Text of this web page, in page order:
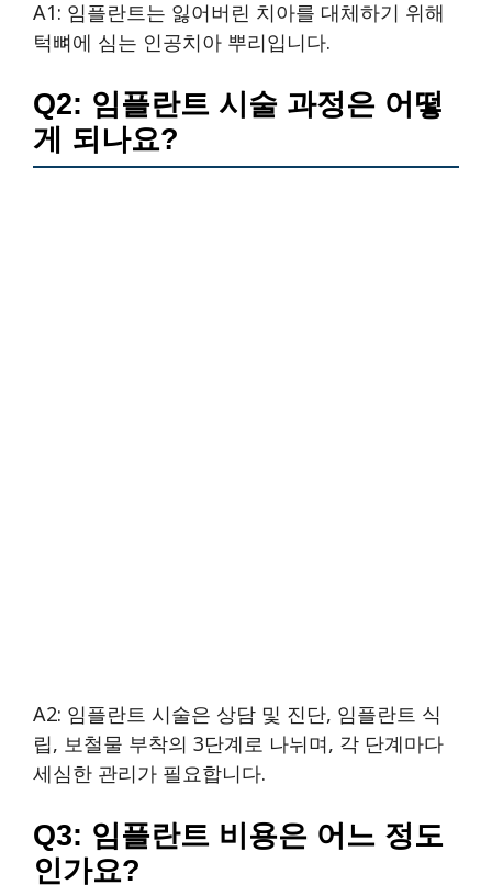
A1: 임플란트는 잃어버린 치아를 대체하기 위해
턱뼈에 심는 인공치아 뿌리입니다.
Q2: 임플란트 시술 과정은 어떻
게 되나요?
A2: 임플란트 시술은 상담 및 진단, 임플란트 식
립, 보철물 부착의 3단계로 나뉘며, 각 단계마다
세심한 관리가 필요합니다.
Q3: 임플란트 비용은 어느 정도
인가요?